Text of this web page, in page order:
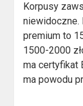
Korpusy
niewidoczne.
premium to
1500-2000
ma certyfikat
ma powodu